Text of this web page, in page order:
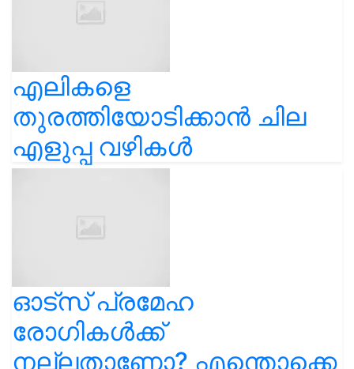
എലികളെ
തുരത്തിയോടിക്കാൻ ചില
എളുപ്പ വഴികൾ
ഓട്സ് പ്രമേഹ
രോഗികൾക്ക്
നല്ലതാണോ? എന്തൊക്കെ